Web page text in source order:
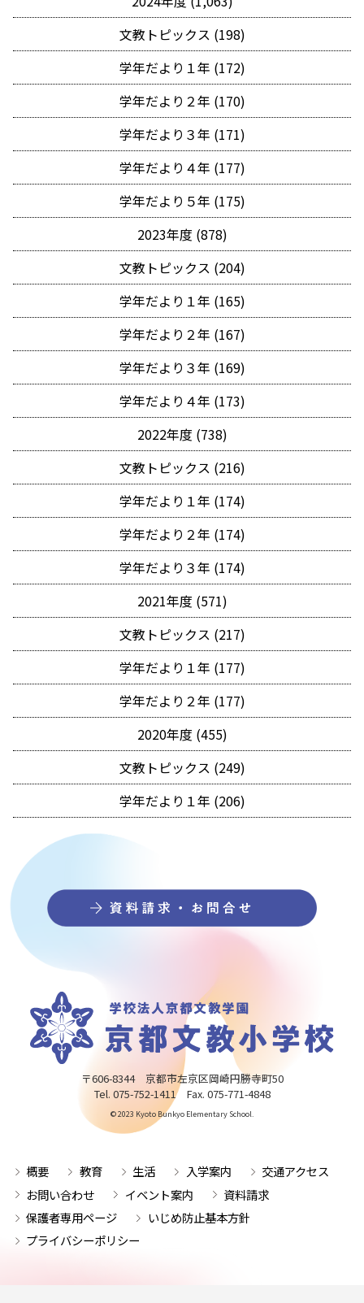
文教トピックス (198)
学年だより１年 (172)
学年だより２年 (170)
学年だより３年 (171)
学年だより４年 (177)
学年だより５年 (175)
2023年度 (878)
文教トピックス (204)
学年だより１年 (165)
学年だより２年 (167)
学年だより３年 (169)
学年だより４年 (173)
2022年度 (738)
文教トピックス (216)
学年だより１年 (174)
学年だより２年 (174)
学年だより３年 (174)
2021年度 (571)
文教トピックス (217)
学年だより１年 (177)
学年だより２年 (177)
2020年度 (455)
文教トピックス (249)
学年だより１年 (206)
〒606-8344 京都市左京区岡崎円勝寺町50
Tel. 075-752-1411 Fax. 075-771-4848
© 2023 Kyoto Bunkyo Elementary School.
概要 教育 生活 入学案内
交通アクセス
お問い合わせ
イベント案内
資料請求
保護者専用ページ
いじめ防止基本方針
プライバシーポリシー